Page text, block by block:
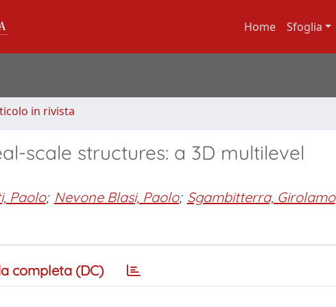
Home Sfoglia
in rivista
scale structures: a 3D multilevel
Paolo; Nevone Blasi, Paolo; Sgambitterra, Girolamo
completa (DC)